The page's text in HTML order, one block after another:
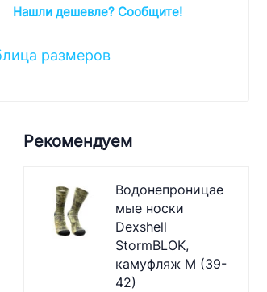
Нашли дешевле? Cообщите!
размеров
Рекомендуем
Водонепроницае
мые носки
Dexshell
StormBLOK,
камуфляж M (39-
42)